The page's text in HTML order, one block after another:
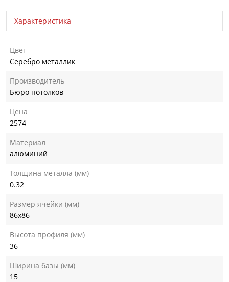
Характеристика
Цвет
Серебро металлик
Производитель
Бюро потолков
Цена
2574
Материал
алюминий
Толщина металла (мм)
0.32
Размер ячейки (мм)
86х86
Высота профиля (мм)
36
Ширина базы (мм)
15